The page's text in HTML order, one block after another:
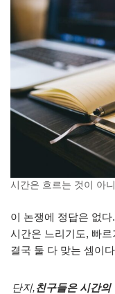
시간은 흐르는 것이 아
이 논쟁에 정답은 없다.
시간은 느리기도, 빠르
결국 둘 다 맞는 셈이
단지,친구들은 시간